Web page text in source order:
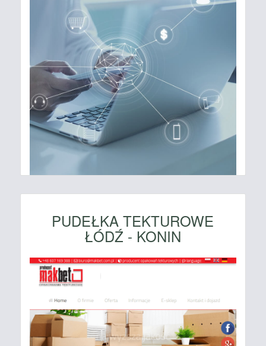
PUDEŁKA TEKTUROWE
ŁÓDŹ - KONIN